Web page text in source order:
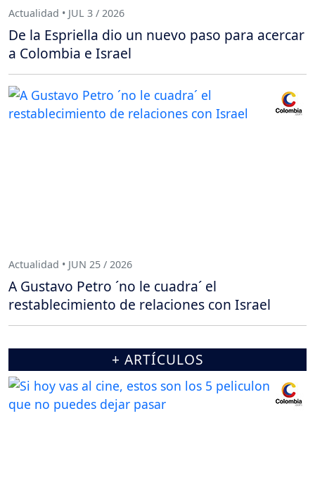
Actualidad • JUL 3 / 2026
De la Espriella dio un nuevo paso para acercar
a Colombia e Israel
Actualidad • JUN 25 / 2026
A Gustavo Petro ´no le cuadra´ el
restablecimiento de relaciones con Israel
+ ARTÍCULOS